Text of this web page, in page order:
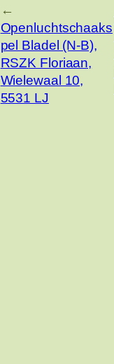
←
Openluchtschaaks
pel Bladel (N-B),
RSZK Floriaan,
Wielewaal 10,
5531 LJ